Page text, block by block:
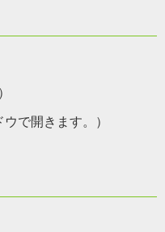
ウで開きます。）